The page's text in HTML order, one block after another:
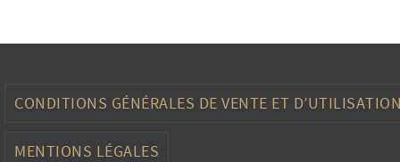
CONDITIONS GÉNÉRALES DE VENTE ET
MENTIONS LÉGALES